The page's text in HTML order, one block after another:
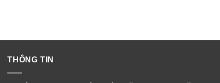
THÔNG TIN